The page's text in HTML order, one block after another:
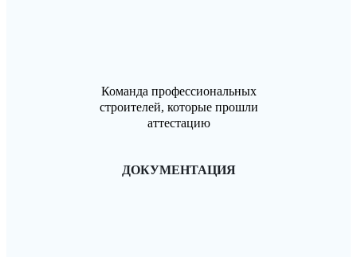
Команда профессиональных
строителей, которые прошли
аттестацию
ДОКУМЕНТАЦИЯ